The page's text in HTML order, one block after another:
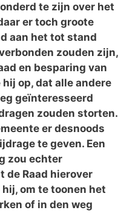
te zijn over het
er toch groote
aan het tot stand
zouden zijn,
en besparing van
op, dat alle andere
geïnteresseerd
zouden storten.
er desnoods
te geven. Een
zou echter
de Raad hierover
om te toonen het
of in den weg